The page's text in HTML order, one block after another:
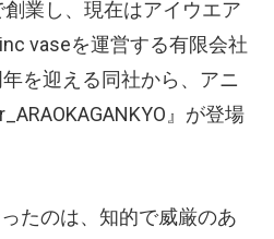
業し、現在はアイウエア
vaseを運営する有限会社
を迎える同社から、アニ
』が登場
たのは、知的で威厳のあ